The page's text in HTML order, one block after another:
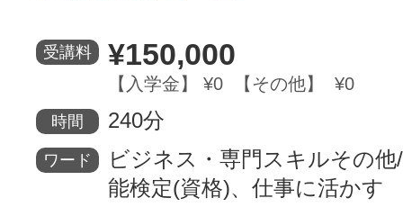
受講料 ¥150,000
【入学金】 ¥0 【その他】 ¥0
時間 240分
ワード
ビジネス・専門スキルその
能検定(資格)、仕事に活かす